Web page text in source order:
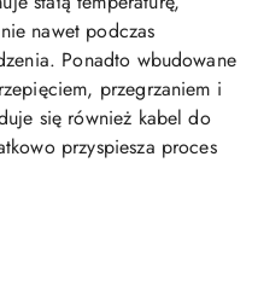
nawet podczas
Ponadto wbudowane
przegrzaniem i
się również kabel do
przyspiesza proces